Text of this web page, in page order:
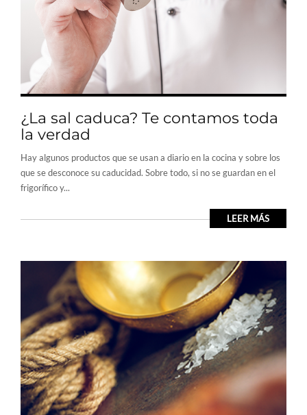
¿La sal caduca? Te contamos toda
la verdad
Hay algunos productos que se usan a diario en la cocina y sobre los
que se desconoce su caducidad. Sobre todo, si no se guardan en el
frigorífico y...
LEER MÁS